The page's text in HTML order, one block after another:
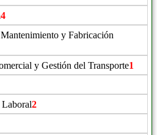
4
y Fabricación
y Gestión del Transporte1
2